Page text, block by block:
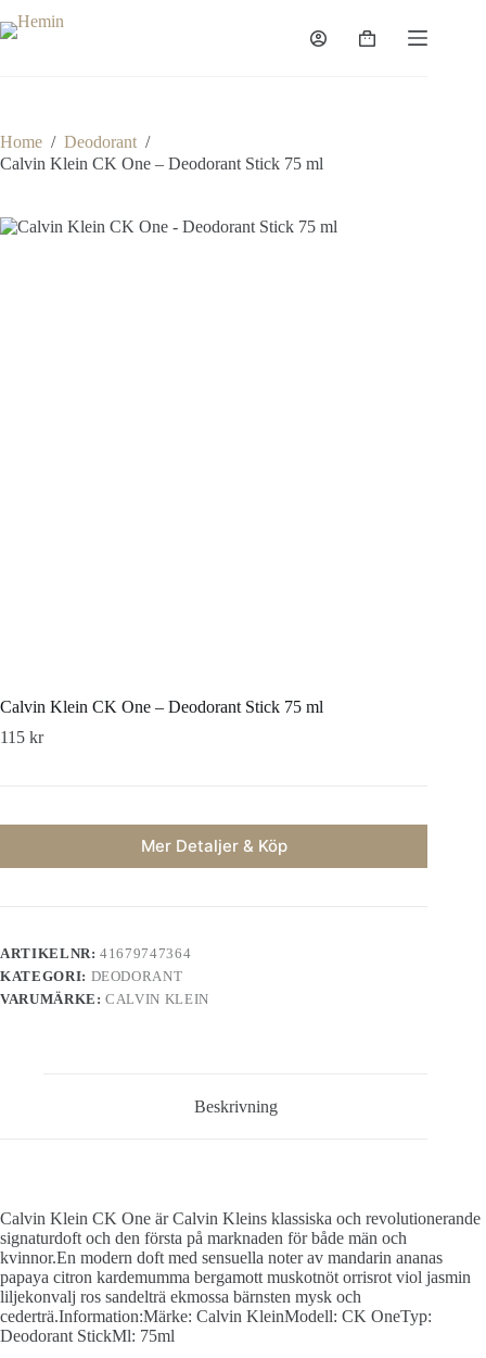
Home / Deodorant /
Calvin Klein CK One – Deodorant Stick 75 ml
Calvin Klein CK One – Deodorant Stick 75 ml
115 kr
Mer Detaljer & Köp
ARTIKELNR:41679747364
KATEGORI: DEODORANT
VARUMÄRKE:CALVIN KLEIN
Beskrivning
Calvin Klein CK One är Calvin Kleins klassiska och revolutionerande
signaturdoft och den första på marknaden för både män och
kvinnor.En modern doft med sensuella noter av mandarin ananas
papaya citron kardemumma bergamott muskotnöt orrisrot viol jasmin
liljekonvalj ros sandelträ ekmossa bärnsten mysk och
cederträ.Information:Märke: Calvin KleinModell: CK OneTyp:
Deodorant StickMl: 75ml